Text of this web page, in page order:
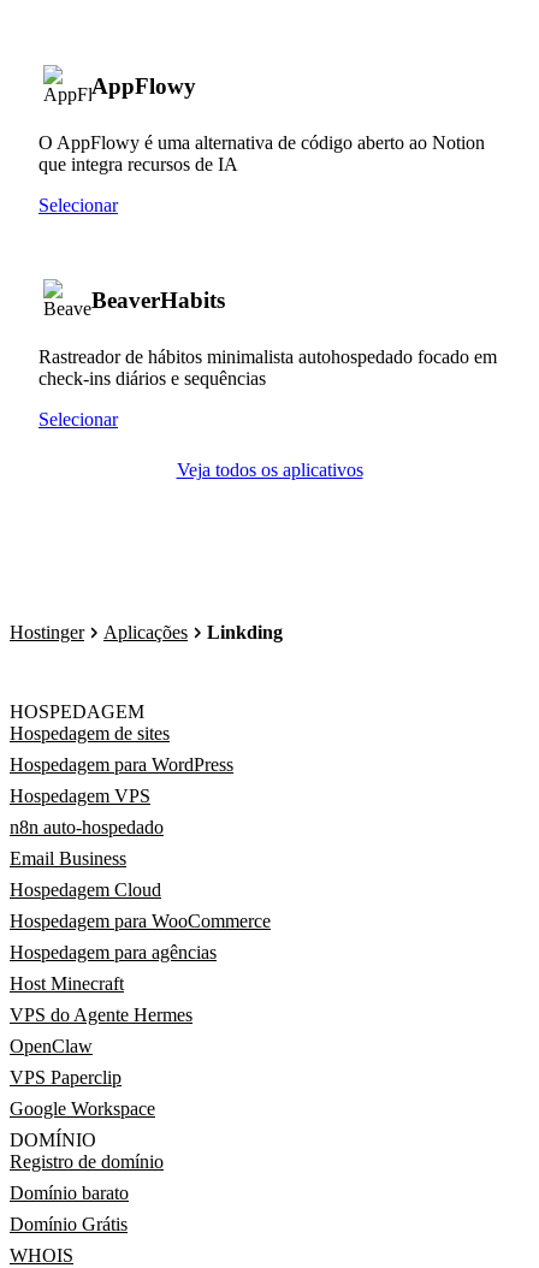
AppFlowy
O AppFlowy é uma alternativa de código aberto ao Notion
que integra recursos de IA
Selecionar
BeaverHabits
Rastreador de hábitos minimalista autohospedado focado em
check-ins diários e sequências
Selecionar
Veja todos os aplicativos
Hostinger Aplicações Linkding
HOSPEDAGEM
Hospedagem de sites
Hospedagem para WordPress
Hospedagem VPS
n8n auto-hospedado
Email Business
Hospedagem Cloud
Hospedagem para WooCommerce
Hospedagem para agências
Host Minecraft
VPS do Agente Hermes
OpenClaw
VPS Paperclip
Google Workspace
DOMÍNIO
Registro de domínio
Domínio barato
Domínio Grátis
WHOIS